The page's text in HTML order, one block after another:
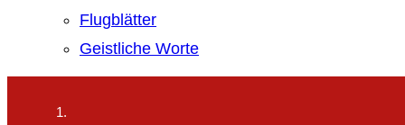
Flugblätter
Geistliche Worte